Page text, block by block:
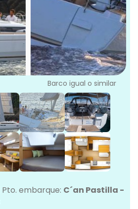
Barco igual o similar
Pto. embarque: C´an Pastilla -